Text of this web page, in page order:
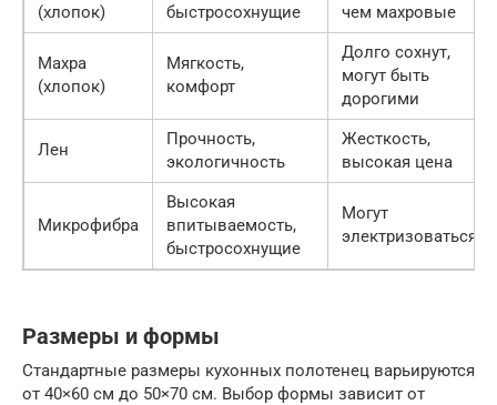
(хлопок)
быстросохнущие
чем махровые
Махра
(хлопок)
Мягкость,
комфорт
Долго сохнут,
могут быть
дорогими
Лен
Прочность,
экологичность
Жесткость,
высокая цена
Микрофибра
Высокая
впитываемость,
быстросохнущие
Могут
электризоваться
Размеры и формы
Стандартные размеры кухонных полотенец варьируются
от 40×60 см до 50×70 см. Выбор формы зависит от